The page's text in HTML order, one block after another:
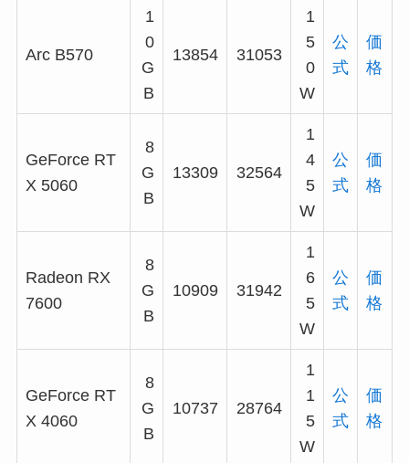
Arc B570
1
0
G
B
13854 31053
1
5
0
W
公
式
価
格
GeForce RT
X 5060
8
G
B
13309 32564
1
4
5
W
公
式
価
格
Radeon RX
7600
8
G
B
10909 31942
1
6
5
W
公
式
価
格
GeForce RT
X 4060
8
G
B
10737 28764
1
1
5
W
公
式
価
格